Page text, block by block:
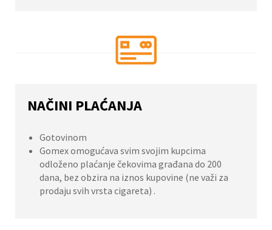
NAČINI PLAĆANJA
Gotovinom
Gomex omogućava svim svojim kupcima
odloženo plaćanje čekovima građana do 200
dana, bez obzira na iznos kupovine (ne važi za
prodaju svih vrsta cigareta) .